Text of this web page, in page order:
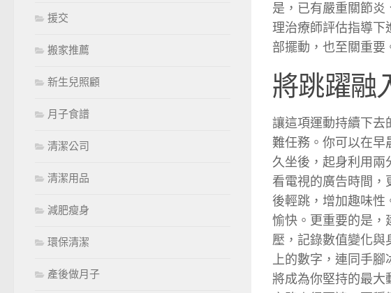
是，已有嚴重關節炎
理治療師評估指導下
部擺動，也至關重要
將跳躍融
讓這項運動持續下去
難任務。你可以在早
久坐後，起身利用兩
看電視的廣告時間，
後輕跳，增加趣味性
愉快。更重要的是，
壓，記錄數值變化
上的數字，連同手
將成為你堅持的最大
援交
搬家推薦
新生兒照顧
月子食譜
清潔公司
清潔用品
減肥瘦身
環保清潔
產後做月子